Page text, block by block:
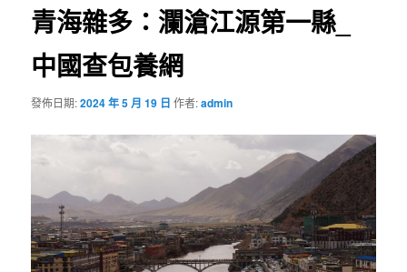
青海雜多：瀾滄江源第一縣_
中國查包養網
發佈日期:2024 年 5 月 19 日 作者:admin